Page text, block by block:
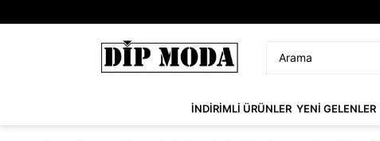
İNDİRİMLİ ÜRÜNLER YENİ GELENLER